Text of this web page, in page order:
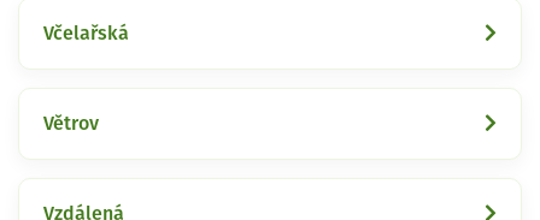
Včelařská
Větrov
Vzdálená